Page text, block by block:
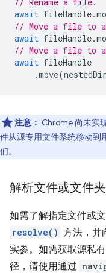
await fileHandle.
// Move a file to
await fileHandle.
// Move a file to
await fileHandle
.move(
注意： Chrome 尚未实
件从源专用文件系统移动到
们。
解析文件或文件
如需了解指定文件或
resolve() 方法，并
实参。如需获取源私
径，请使用通过